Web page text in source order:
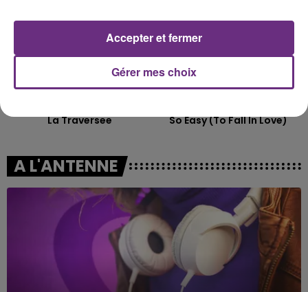
La Traversee So Easy (to Fall In Love)
A L'ANTENNE
Gérer mes choix
Accepter et fermer